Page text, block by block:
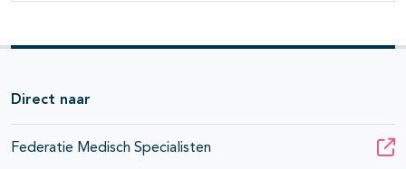
Direct naar
Federatie Medisch Specialisten